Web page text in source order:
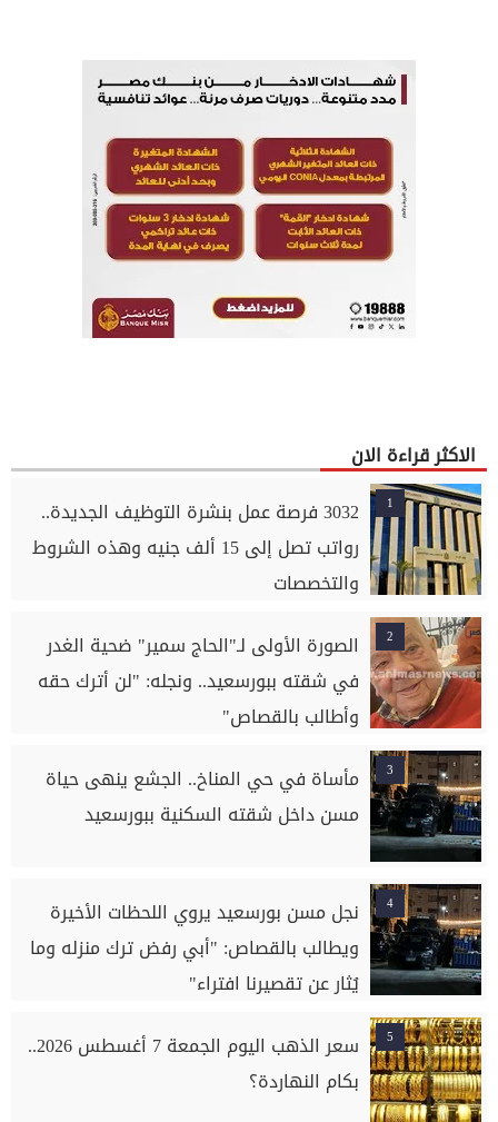
الاكثر قراءة الان
1
3032 فرصة عمل بنشرة التوظيف الجديدة..
رواتب تصل إلى 15 ألف جنيه وهذه الشروط
والتخصصات
2
الصورة الأولى لـ"الحاج سمير" ضحية الغدر
في شقته ببورسعيد.. ونجله: "لن أترك حقه
وأطالب بالقصاص"
3
مأساة في حي المناخ.. الجشع ينهى حياة
مسن داخل شقته السكنية ببورسعيد
4
نجل مسن بورسعيد يروي اللحظات الأخيرة
ويطالب بالقصاص: "أبي رفض ترك منزله وما
يُثار عن تقصيرنا افتراء"
5
سعر الذهب اليوم الجمعة 7 أغسطس 2026..
بكام النهاردة؟